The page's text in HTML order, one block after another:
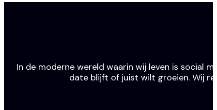
In de moderne wereld waarin wij leven is social
date blijft of juist wilt groeien. Wij